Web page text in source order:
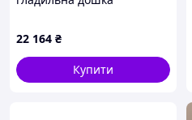
Canaletto
22 164 ₴
Купити